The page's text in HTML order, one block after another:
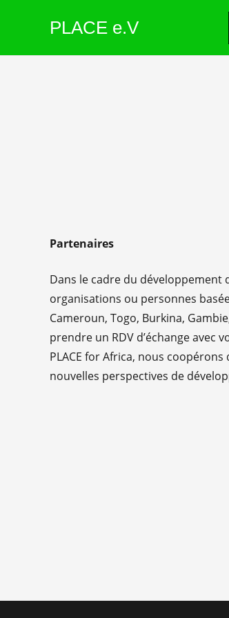
PLACE e.V
Partenaires
Dans le cadre du développement
organisations ou personnes
Cameroun, Togo, Burkina,
prendre un RDV d’échange avec
PLACE for Africa, nous
nouvelles perspectives de